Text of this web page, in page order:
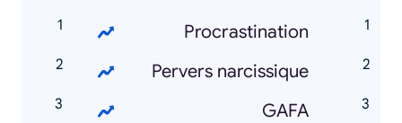
Procrastination
Pervers narcissique
GAFA